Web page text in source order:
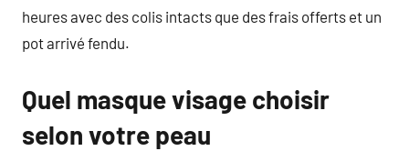
heures avec des colis intacts que des frais offerts et un
pot arrivé fendu.
Quel masque visage choisir
selon votre peau